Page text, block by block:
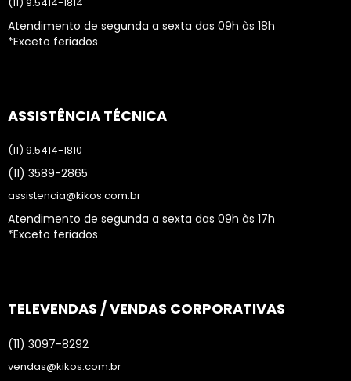
Atendimento de segunda a sexta das 09h às 18h
*Exceto feriados
ASSISTÊNCIA TÉCNICA
(11) 9.5414-1810
(11) 3589-2865
assistencia@kikos.com.br
Atendimento de segunda a sexta das 09h às 17h
*Exceto feriados
TELEVENDAS / VENDAS CORPORATIVAS
(11) 3097-8292
vendas@kikos.com.br